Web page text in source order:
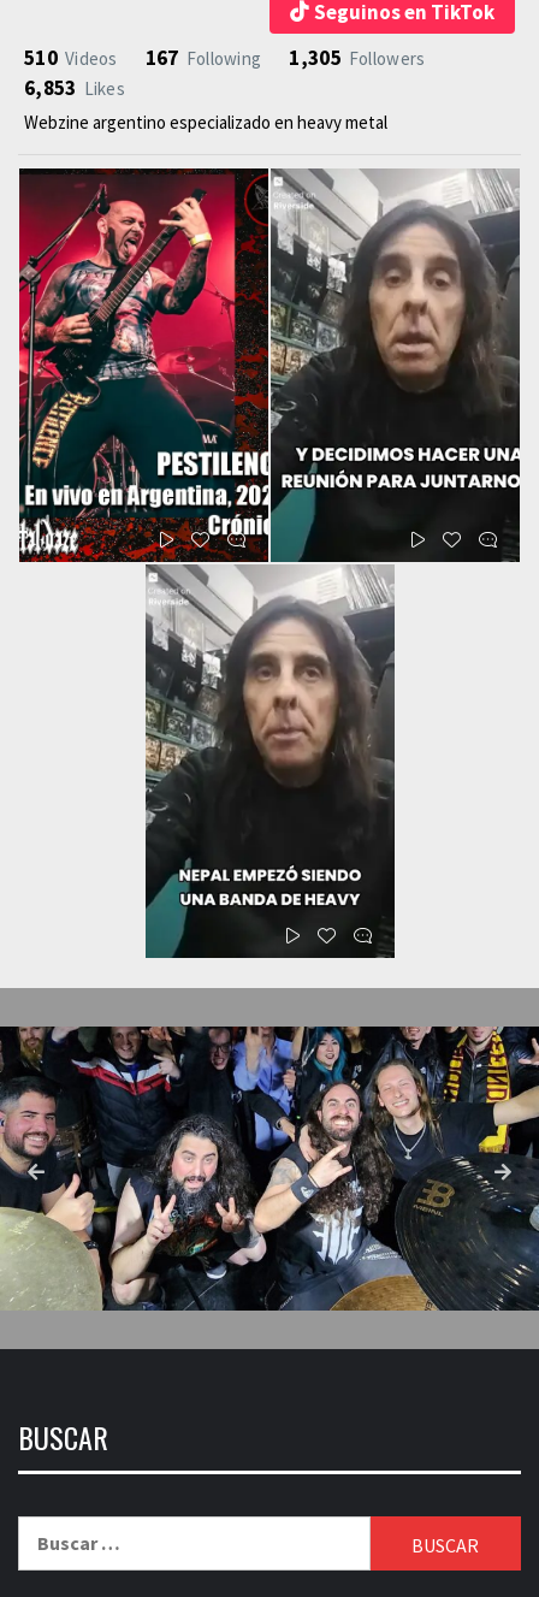
Seguinos en TikTok
510 Videos 167 Following 1,305 Followers
6,853 Likes
Webzine argentino especializado en heavy metal
BUSCAR